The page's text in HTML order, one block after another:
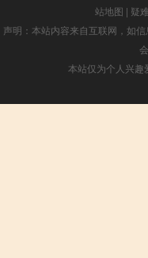
站地图 | 疑
声明：本站内容来自互联网，如
本站仅为个人兴趣